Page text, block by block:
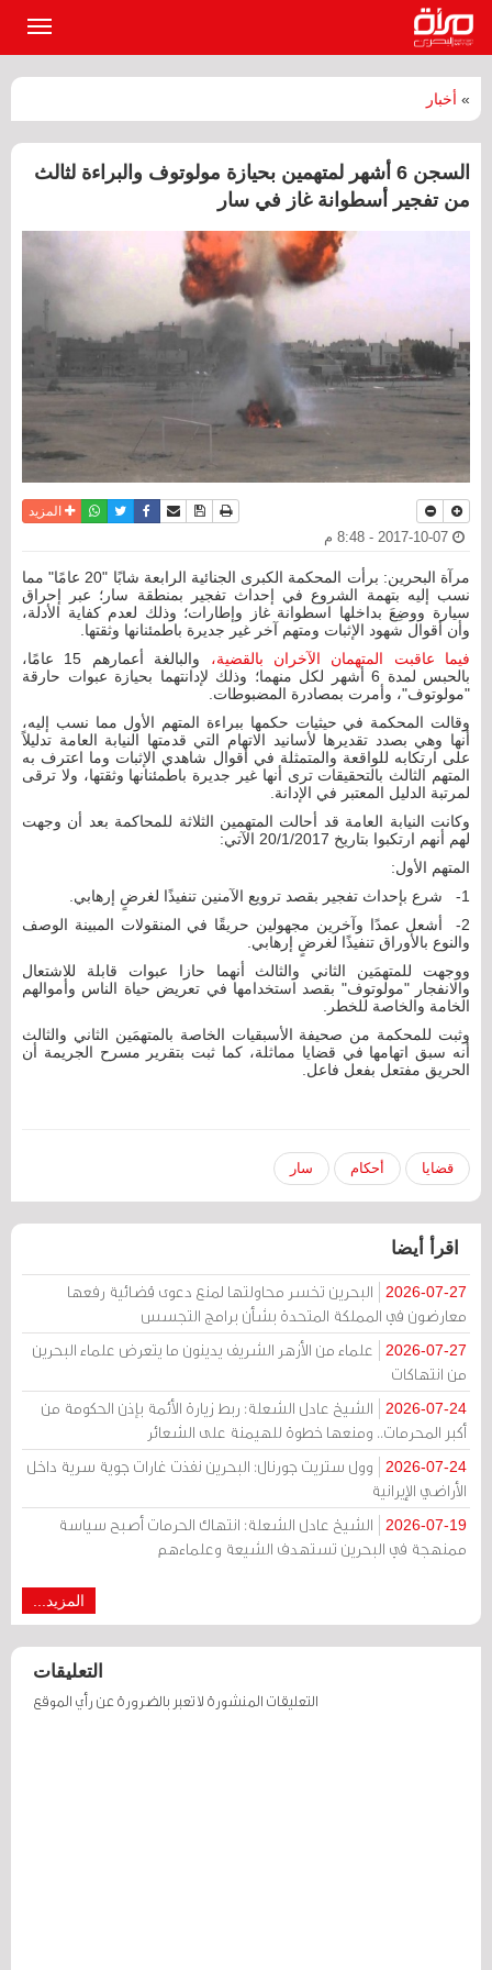
» أخبار
السجن 6 أشهر لمتهمين بحيازة مولوتوف والبراءة لثالث
من تفجير أسطوانة غاز في سار
نسخة للطباعة
حفظ الموضوع
أرسل الى صديق
فيسبوكتويترواتسابالمزيد
مرآة البحرين: برأت المحكمة الكبرى الجنائية الرابعة شابًا "20 عامًا" مما
نسب إليه بتهمة الشروع في إحداث تفجير بمنطقة سار؛ عبر إحراق
سيارة ووضِعَ بداخلها اسطوانة غاز وإطارات؛ وذلك لعدم كفاية الأدلة،
وأن أقوال شهود الإثبات ومتهم آخر غير جديرة باطمئنانها وثقتها.
فيما عاقبت المتهمان الآخران بالقضية،
والبالغة أعمارهم 15 عامًا،
بالحبس لمدة 6 أشهر لكل منهما؛ وذلك لإدانتهما بحيازة عبوات حارقة
"مولوتوف"، وأمرت بمصادرة المضبوطات.
وقالت المحكمة في حيثيات حكمها ببراءة المتهم الأول مما نسب إليه،
أنها وهي بصدد تقديرها لأسانيد الاتهام التي قدمتها النيابة العامة تدليلاً
على ارتكابه للواقعة والمتمثلة في أقوال شاهدي الإثبات وما اعترف به
المتهم الثالث بالتحقيقات ترى أنها غير جديرة باطمئنانها وثقتها، ولا ترقى
لمرتبة الدليل المعتبر في الإدانة.
وكانت النيابة العامة قد أحالت المتهمين الثلاثة للمحاكمة بعد أن وجهت
لهم أنهم ارتكبوا بتاريخ 20/1/2017 الآتي:
المتهم الأول:
1- شرع بإحداث تفجير بقصد ترويع الآمنين تنفيذًا لغرضٍ إرهابي.
2- أشعل عمدًا وآخرين مجهولين حريقًا في المنقولات المبينة الوصف
والنوع بالأوراق تنفيذًا لغرضٍ إرهابي.
ووجهت للمتهمَين الثاني والثالث أنهما حازا عبوات قابلة للاشتعال
والانفجار "مولوتوف" بقصد استخدامها في تعريض حياة الناس وأموالهم
الخامة والخاصة للخطر.
وثبت للمحكمة من صحيفة الأسبقيات الخاصة بالمتهمَين الثاني والثالث
أنه سبق اتهامها في قضايا مماثلة، كما ثبت بتقرير مسرح الجريمة أن
الحريق مفتعل بفعل فاعل.
قضايا أحكام سار
اقرأ أيضا
2026-07-27
البحرين تخسر محاولتها لمنع دعوى قضائية رفعها
معارضون في المملكة المتحدة بشأن برامج التجسس
2026-07-27
علماء من الأزهر الشريف يدينون ما يتعرض علماء البحرين
من انتهاكات
2026-07-24
الشيخ عادل الشعلة: ربط زيارة الأئمة بإذن الحكومة من
أكبر المحرمات.. ومنعها خطوة للهيمنة على الشعائر
2026-07-24
وول ستريت جورنال: البحرين نفذت غارات جوية سرية داخل
الأراضي الإيرانية
2026-07-19
الشيخ عادل الشعلة: انتهاك الحرمات أصبح سياسة
ممنهجة في البحرين تستهدف الشيعة وعلماءهم
المزيد...
التعليقات
التعليقات المنشورة لا تعبر بالضرورة عن رأي الموقع